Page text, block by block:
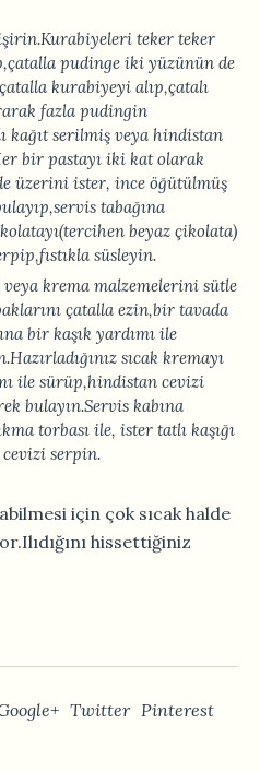
teker teker
pudinge iki yüzünün de
kurabiyeyi alıp,çatalı
fazla pudingin
kağıt serilmiş veya hindistan
bir pastayı iki kat olarak
üzerini ister, ince öğütülmüş
tabağına
beyaz çikolata)
süsleyin.
krema malzemelerini sütle
çatalla ezin,bir tavada
bir kaşık yardımı ile
sıcak kremayı
ile sürüp,hindistan cevizi
bulayın.Servis kabına
torbası ile, ister tatlı kaşığı
serpin.
için çok sıcak halde
hissettiğiniz
Twitter Pinterest